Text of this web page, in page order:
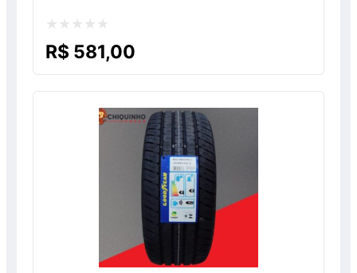
Avaliação
R$ 581,00